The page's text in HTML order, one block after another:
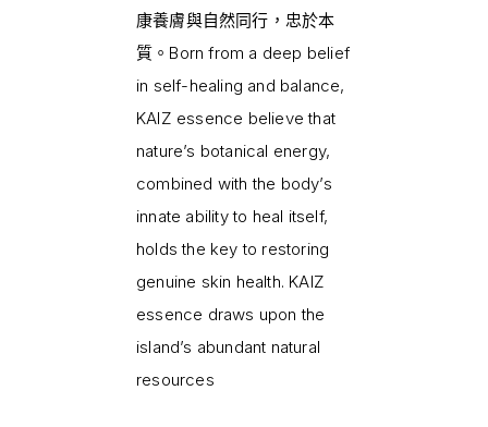
康養膚與自然同行，忠於本
質。Born from a deep belief
in self-healing and balance,
KAIZ essence believe that
nature’s botanical energy,
combined with the body’s
innate ability to heal itself,
holds the key to restoring
genuine skin health. KAIZ
essence draws upon the
island’s abundant natural
resources